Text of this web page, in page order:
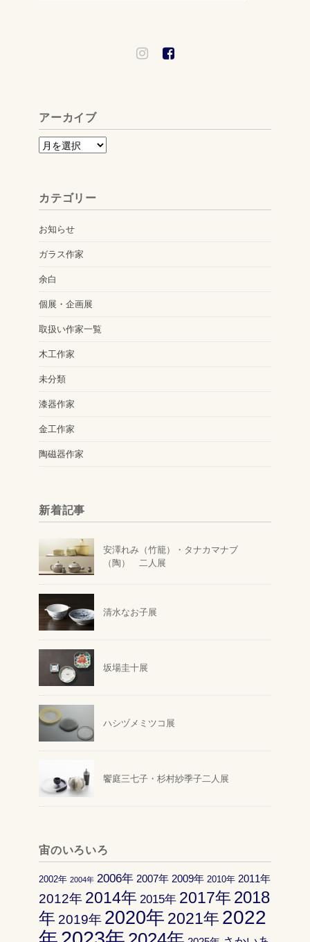
アーカイブ
ア
イ
カテゴリー
お知らせ
ガラス作家
余白
個展・企画展
取扱い作家一覧
木工作家
未分類
漆器作家
金工作家
陶磁器作家
新着記事
安澤れみ（竹籠）・タナカマナブ
（陶） 二人展
清水なお子展
坂場圭十展
ハシヅメミツコ展
饗庭三七子・杉村紗季子二人展
宙のいろいろ
2002年 2004年 2006年 2007年 2009年 2010年 2011年
2012年 2014年 2015年 2017年 2018
年 2019年 2020年 2021年 2022